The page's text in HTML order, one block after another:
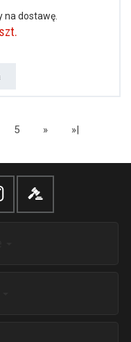
na dostawę.
5 » »|